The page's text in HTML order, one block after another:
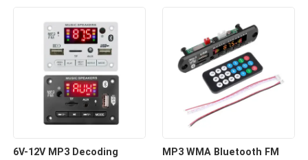
Αφήστε ένα μήνυμα
We bellen je snel terug!
6V-12V MP3 Decoding
MP3 WMA Bluetooth FM